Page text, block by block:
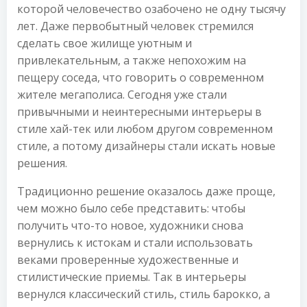
которой человечество озабочено не одну тысячу
лет. Даже первобытный человек стремился
сделать свое жилище уютным и
привлекательным, а также непохожим на
пещеру соседа, что говорить о современном
жителе мегаполиса. Сегодня уже стали
привычными и неинтересными интерьеры в
стиле хай-тек или любом другом современном
стиле, а потому дизайнеры стали искать новые
решения.
Традиционно решение оказалось даже проще,
чем можно было себе представить: чтобы
получить что-то новое, художники снова
вернулись к истокам и стали использовать
веками проверенные художественные и
стилистические приемы. Так в интерьеры
вернулся классический стиль, стиль барокко, а